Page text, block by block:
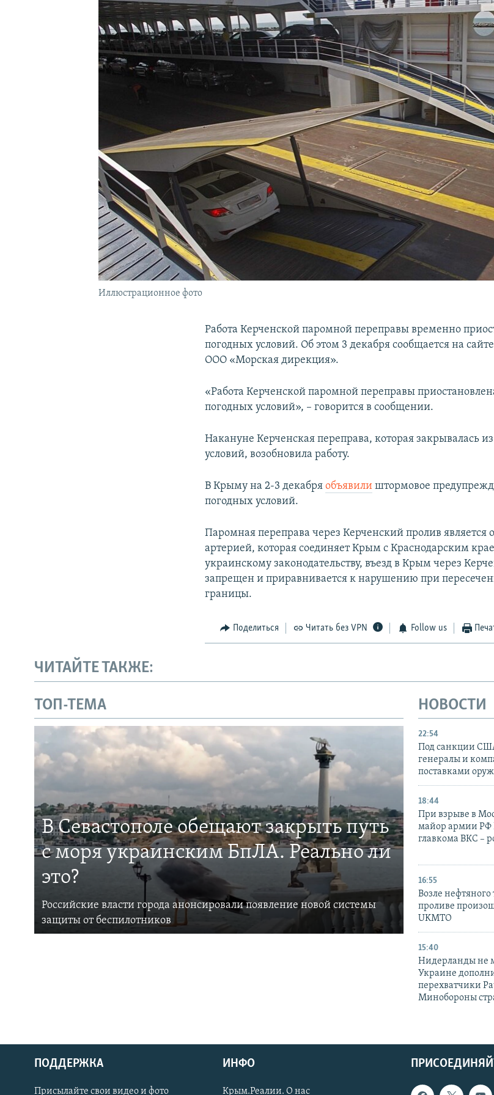
КРЫМ.НЕПОКОРЕННЫЙ
УКРАИНСКАЯ ПРОБЛЕМА КРЫМА
Українською
Иллюстрационное фото
Работа Керченской паромной переправы временно
погодных условий. Об этом 3 декабря сообщается на
ООО «Морская дирекция».
«Работа Керченской паромной переправы
погодных условий», – говорится в сообщении.
Накануне Керченская переправа, которая закрывалась
условий, возобновила работу.
В Крыму на 2-3 декабряобъявили штормовое
погодных условий.
Паромная переправа через Керченский пролив является
артерией, которая соединяет Крым с Краснодарским
украинскому законодательству, въезд в Крым через
запрещен и приравнивается к нарушению при
границы.
Поделиться Читать без VPN Follow us
ЧИТАЙТЕ ТАКЖЕ:
ТОП-ТЕМА
В Севастополе обещают закрыть путь
с моря украинским БпЛА. Реально ли
это?
Российские власти города анонсировали появление новой системы
защиты от беспилотников
НОВОСТИ
22:54
Под санкции
генералы и
поставками
18:44
При взрыве в
майор армии РФ
главкома ВКС –
16:55
Возле
проливе
UKMTO
15:40
Нидерланды не
Украине
перехватчики
Минобороны
ПОДДЕРЖКА
Присылайте свои видео и фото
ИНФО
Крым.Реалии. О нас